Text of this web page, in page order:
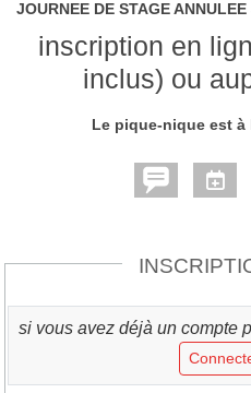
JOURNEE DE STAGE
inscription en
inclus) ou
Le pique-nique est à
si vous avez déjà un compte